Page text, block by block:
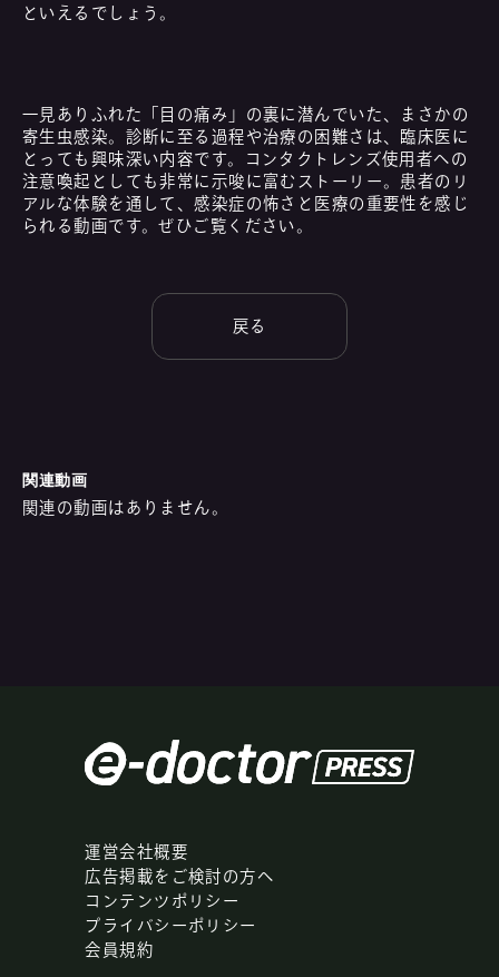
といえるでしょう。
一見ありふれた「目の痛み」の裏に潜んでいた、まさかの
寄生虫感染。診断に至る過程や治療の困難さは、臨床医に
とっても興味深い内容です。コンタクトレンズ使用者への
注意喚起としても非常に示唆に富むストーリー。患者のリ
アルな体験を通して、感染症の怖さと医療の重要性を感じ
られる動画です。ぜひご覧ください。
戻る
関連動画
関連の動画はありません。
運営会社概要
広告掲載をご検討の方へ
コンテンツポリシー
プライバシーポリシー
会員規約